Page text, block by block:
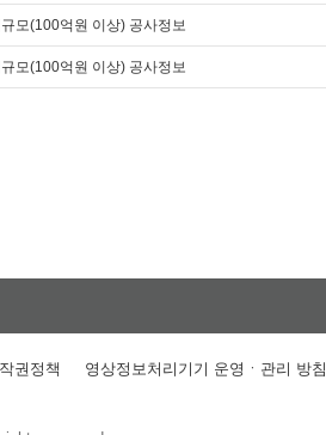
모(100억원 이상) 공사정보
모(100억원 이상) 공사정보
권정책 영상정보처리기기 운영ㆍ관리 방침